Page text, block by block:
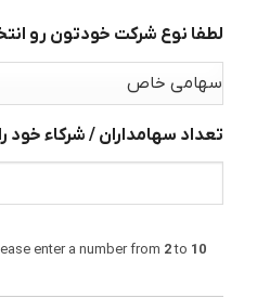
لطفا نوع شرکت خودتون رو
تعداد سهامداران / شرکاء خود
enter a number from 2to 10